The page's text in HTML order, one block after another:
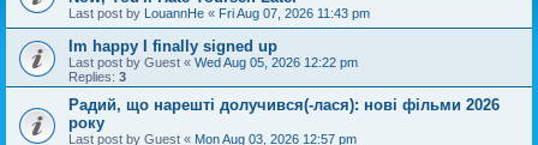
Last post by LouannHe « Fri Aug 07, 2026 11:43 pm
Im happy I finally signed up
Last post by Guest « Wed Aug 05, 2026 12:22 pm
Replies: 3
Радий, що нарешті долучився(-лася): нові фільми 2026
року
Last post by Guest « Mon Aug 03, 2026 12:57 pm